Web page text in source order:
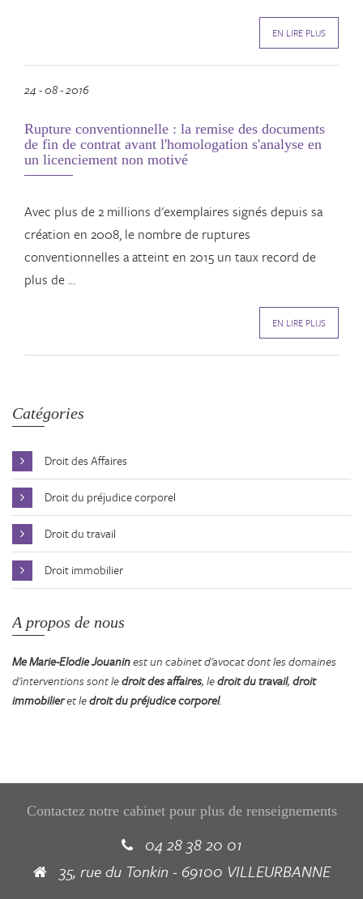
EN LIRE PLUS
24 - 08 - 2016
Rupture conventionnelle : la remise des documents
de fin de contrat avant l'homologation s'analyse en
un licenciement non motivé
Avec plus de 2 millions d'exemplaires signés depuis sa
création en 2008, le nombre de ruptures
conventionnelles a atteint en 2015 un taux record de
plus de ...
EN LIRE PLUS
Catégories
Droit des Affaires
Droit du préjudice corporel
Droit du travail
Droit immobilier
A propos de nous
Me Marie-Elodie Jouaninest un cabinet d'avocat dont les domaines
d'interventions sont ledroit des affaires, ledroit du travail, droit
immobilieret ledroit du préjudice corporel.
Contactez notre cabinet pour plus de renseignements
04 28 38 20 01
35, rue du Tonkin - 69100 VILLEURBANNE